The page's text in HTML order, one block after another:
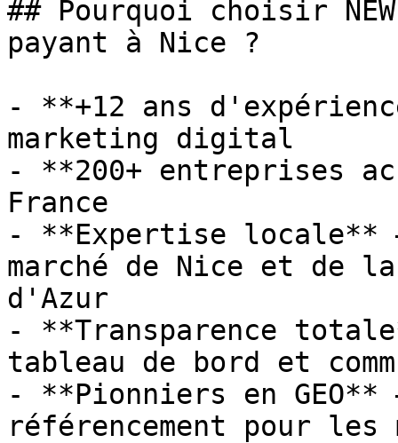
## Pourquoi choisir
payant à Nice ?
- **+12 ans
marketing digital
- **200+ entreprises
France
- **Expertise locale**
marché de Nice et de
d'Azur
- **Transparence
tableau de bord et
- **Pionniers en
référencement pour les